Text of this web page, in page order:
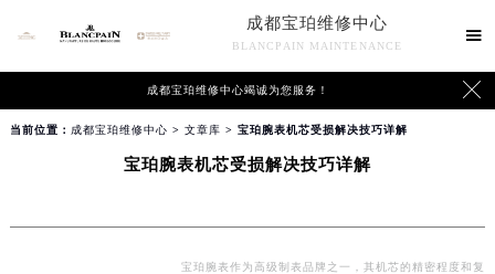
成都宝珀维修中心
BLANCPAIN MAINTENANCE

成都宝珀维修中心竭诚为您服务！ 
当前位置： 成都宝珀维修中心 > 文章库 > 宝珀腕表机芯受损解决技巧详解
宝珀腕表机芯受损解决技巧详解
宝珀腕表作为高级制表品牌之一，其机芯的精密程度和复